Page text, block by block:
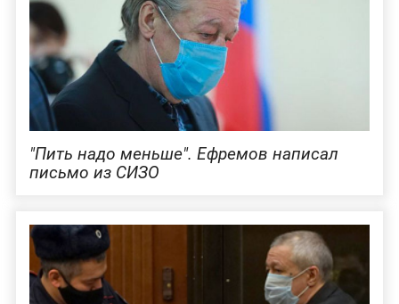
"Пить надо меньше". Ефремов написал
письмо из СИЗО